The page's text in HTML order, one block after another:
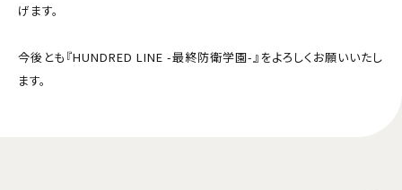
げます。
今後とも『HUNDRED LINE -最終防衛学園-』をよろしくお願いいたし
ます。